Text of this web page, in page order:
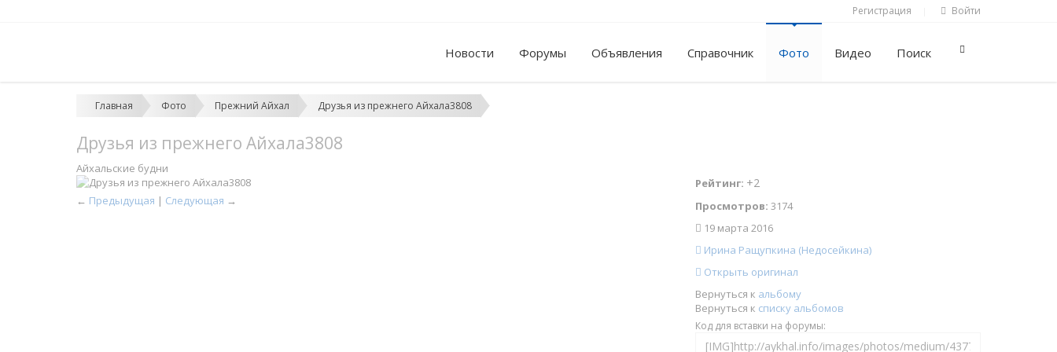
Регистрация Войти
Новости Форумы Объявления Справочник Фото Видео Поиск
Главная Фото Прежний Айхал Друзья из прежнего Айхала3808
Друзья из прежнего Айхала3808
Айхальские будни
← Предыдущая | Следующая →
Рейтинг: +2
Просмотров: 3174
19 марта 2016
Ирина Ращупкина (Недосейкина)
Открыть оригинал
Вернуться к альбому
Вернуться к списку альбомов
Код для вставки на форумы: